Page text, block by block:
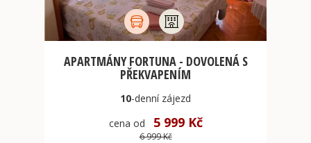
APARTMÁNY FORTUNA - DOVOLENÁ S
PŘEKVAPENÍM
10-dennízájezd
cena od
5 999 Kč
6 999 Kč